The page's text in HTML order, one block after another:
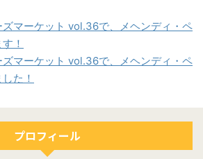
ズマーケット vol.36で、メヘンディ・ペ
！
ズマーケット vol.36で、メヘンディ・ペ
た！
プロフィール